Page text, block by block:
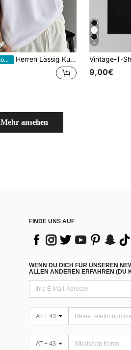
EU Warehouse Herren Lässig Kurzarm T-Shirt | Premium Stoff | Einzigartiges Motiv | Ideale Wahl
4
9,00€
Mehr ansehen
FINDE UNS AUF
WENN DU DICH FÜR UNSEREN
ALLEN ANDEREN ERFAHREN (DU
AT + 43
AT + 43